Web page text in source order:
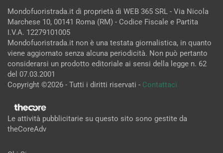
Mondofuoristrada.it di proprietà di WEB 365 SRL - Via Nicola
Marchese 10, 00141 Roma (RM) - Codice Fiscale e Partita
I.V.A. 12279101005
Mondofuoristrada.it non è una testata giornalistica, in quanto
viene aggiornato senza alcuna periodicità. Non può pertanto
considerarsi un prodotto editoriale ai sensi della legge n. 62
del 07.03.2001
Copyright ©2026 - Tutti i diritti riservati - Contattaci
Le attività pubblicitarie su questo sito sono gestite da
theCoreAdv